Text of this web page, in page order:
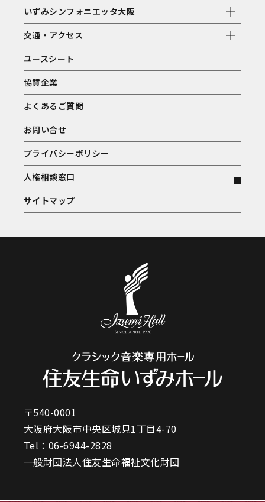
いずみシンフォニエッタ大阪
交通・アクセス
ユースシート
協賛企業
よくあるご質問
お問い合せ
プライバシーポリシー
人権相談窓口
サイトマップ
〒540-0001
大阪府大阪市中央区城見1丁目4-70
Tel： 06-6944-2828
一般財団法人住友生命福祉文化財団